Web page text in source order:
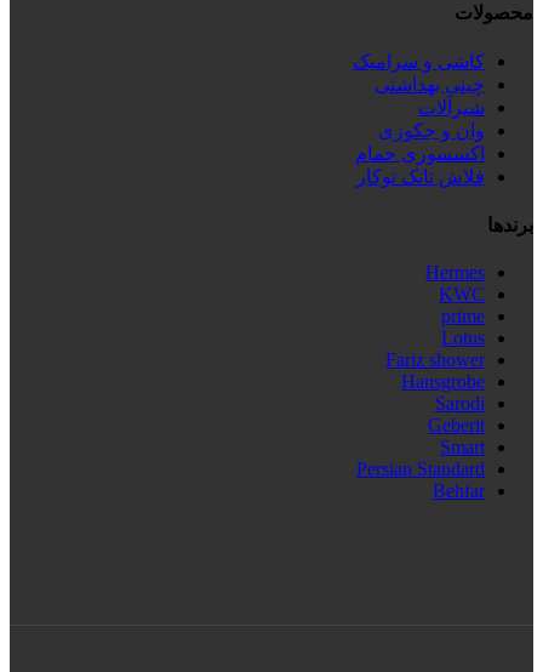
محصولات
کاشی و سرامیک
چینی بهداشتی
شیرآلات
وان و جکوزی
اکسسوری حمام
فلاش تانک توکار
برندها
Hermes
KWC
prime
Lotus
Fariz shower
Hansgrobe
Sarodi
Geberit
Smart
Persian Standard
Behfar